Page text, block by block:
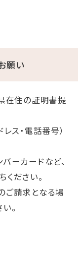
願い
在住の証明書提
ス・電話番号）
ーカードなど、
ださい。
ご請求となる場
。